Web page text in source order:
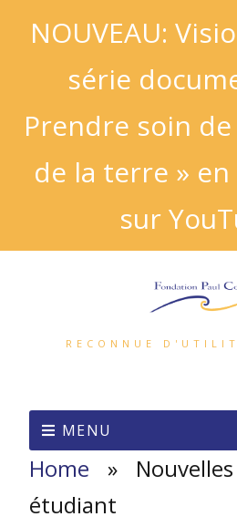
NOUVEAU:
série
Prendre soin
de la terre »
sur
RECONNUE
MENU
Home »
étudiant